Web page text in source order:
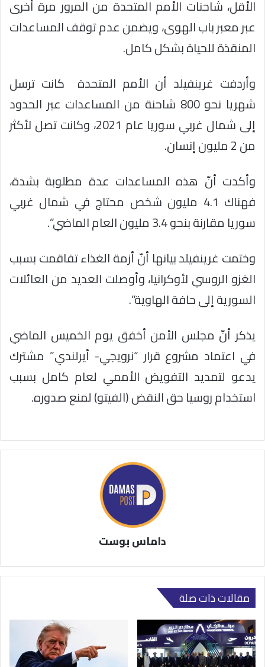
الأقل، شاحنات الأمم المتحدة من المرور مرة أخرى
عبر معبر باب الهوى، ويضمن عدم توقف المساعدات
المنقذة للحياة بشكل كامل.
وأردفت غرينفيلد أن الأمم المتحدة
كانت ترسل
شهريا نحو 800 شاحنة من المساعدات عبر الحدود
إلى شمال غربي سوريا عام 2021، وكانت تصل لأكثر
من 2 مليون إنسان.
وأكدت أنّ هذه المساعدات عدة مطلوبة بشدة،
فهناك 4.1 مليون شخص محتاج في شمال غربي
سوريا مقارنة بنحو 3.4 مليون العام الماضي”.
وختمت غرينفيلد بيانها أنّ أزمة الغذاء تفاقمت بسبب
الغزو الروسي لأوكرانيا، وأوصلت العديد من العائلات
السورية إلى حافة الهاوية”.
يذكر أنّ مجلس الأمن أخفق يوم الخميس الماضي
في اعتماد مشروع قرار “نرويجي- أيرلندي” مشترك
يدعو لتمديد التفويض الأممي لعام كامل بسبب
استخدام روسيا حق النقض (الفيتو) لمنع صدوره.
داماس بوست
مقالات ذات صلة